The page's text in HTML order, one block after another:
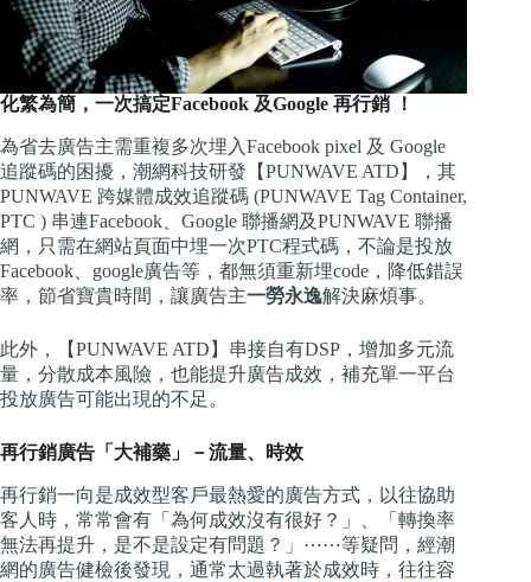
化繁為簡，一次搞定Facebook 及Google 再行銷 ！
為省去廣告主需重複多次埋入Facebook pixel 及 Google
追蹤碼的困擾，潮網科技研發【PUNWAVE ATD】，其
PUNWAVE 跨媒體成效追蹤碼 (PUNWAVE Tag Container,
PTC ) 串連Facebook、Google 聯播網及PUNWAVE 聯播
網， 只需在網站頁面中埋一次PTC程式碼，不論是投放
Facebook、google廣告等，都無須重新埋code，降低錯誤
率，節省寶貴時間，讓廣告主一勞永逸解決麻煩事。
此外，【PUNWAVE ATD】串接自有DSP，增加多元流
量，分散成本風險，也能提升廣告成效，補充單一平台
投放廣告可能出現的不足。
再行銷廣告「大補藥」－流量、時效
再行銷一向是成效型客戶最熱愛的廣告方式，以往協助
客人時，常常會有「為何成效沒有很好？」、「轉換率
無法再提升，是不是設定有問題？」⋯⋯等疑問，經潮
網的廣告健檢後發現，通常太過執著於成效時，往往容